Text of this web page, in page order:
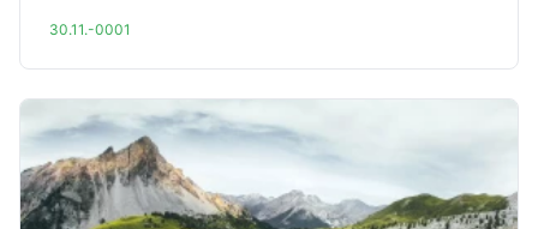
30.11.-0001